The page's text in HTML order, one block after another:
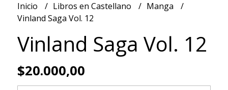
Inicio Libros en Castellano
Manga
Vinland Saga Vol. 12
Vinland Saga Vol. 12
$20.000,00